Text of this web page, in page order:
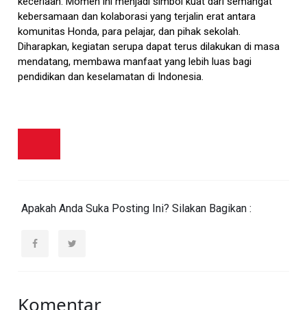
kebersamaan dan kolaborasi yang terjalin erat antara
komunitas Honda, para pelajar, dan pihak sekolah.
Diharapkan, kegiatan serupa dapat terus dilakukan di masa
mendatang, membawa manfaat yang lebih luas bagi
pendidikan dan keselamatan di Indonesia.
Apakah Anda Suka Posting Ini? Silakan Bagikan :
Komentar